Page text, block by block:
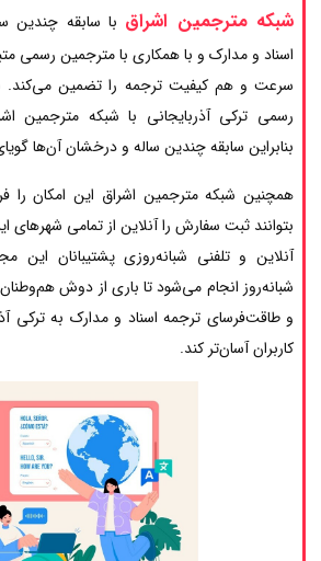
شبکه مترجمین اشراق با سابقه
اسناد و مدارک و با همکاری با مترجمین رسمی
سرعت و هم کیفیت ترجمه را تضمین می‌کند.
رسمی ترکی آذربایجانی با شبکه مترجمین
بنابراین سابقه چندین ساله و درخشان آن‌ها
همچنین شبکه مترجمین اشراق این امکان را
بتوانند ثبت سفارش را آنلاین از تمامی شهرهای
آنلاین و تلفنی شبانه‌روزی پشتیبانان این
شبانه‌روز انجام می‌شود تا باری از دوش
و طاقت‌فرسای ترجمه اسناد و مدارک به ترکی
کاربران آسان‌تر کند.